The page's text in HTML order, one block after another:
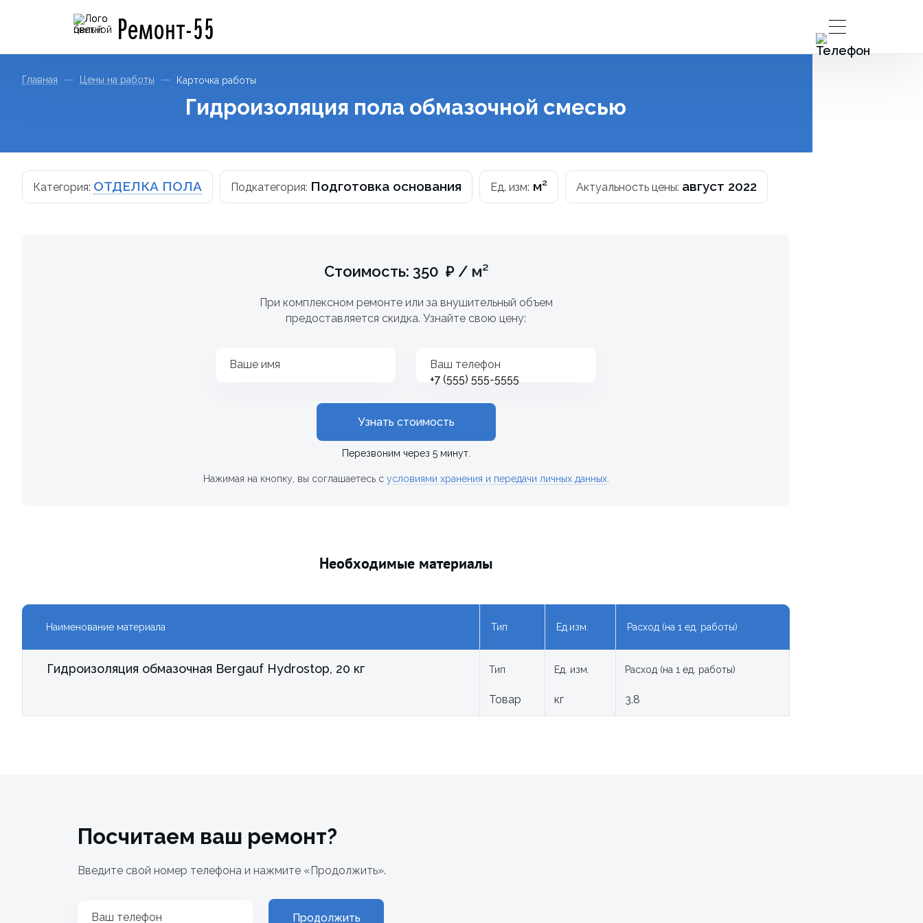
Ремонт-55
Главная Цены на работы Карточка работы
Гидроизоляция пола обмазочной смесью
Категория: ОТДЕЛКА ПОЛА Подкатегория: Подготовка основания Ед. изм: м² Актуальность цены: август 2022
Стоимость: 350 ₽ / м²
При комплексном ремонте или за внушительный объем
предоставляется скидка. Узнайте свою цену:
Ваше имя
Ваш телефон
+7
Узнать стоимость
Перезвоним через 5 минут.
Нажимая на кнопку, вы соглашаетесь с условиями хранения и передачи личных данных.
Необходимые материалы
Наименование материала Тип Ед.изм. Расход (на 1 ед. работы)
Гидроизоляция обмазочная Bergauf Hydrostop, 20 кг Тип
Товар
Ед. изм.
кг
Расход (на 1 ед. работы)
3.8
Посчитаем ваш ремонт?
Введите свой номер телефона и нажмите «Продолжить».
Ваш телефон
Продолжить